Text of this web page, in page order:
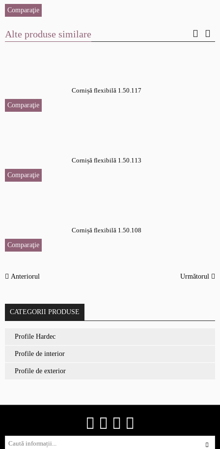
Comparaţie
Alte produse similare
Cornișă flexibilă 1.50.117
Comparaţie
Cornișă flexibilă 1.50.113
Comparaţie
Cornișă flexibilă 1.50.108
Comparaţie
Anteriorul Următorul
CATEGORII PRODUSE
Profile Hardec
Profile de interior
Profile de exterior